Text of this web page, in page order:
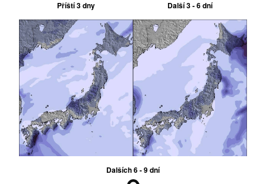
Příští 3 dny Další 3 - 6 dní
Dalších 6 - 9 dní